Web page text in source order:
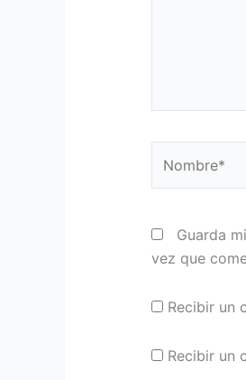
Guarda
vez que
Recibir un
Recibir un